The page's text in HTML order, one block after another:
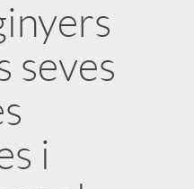
seves
i